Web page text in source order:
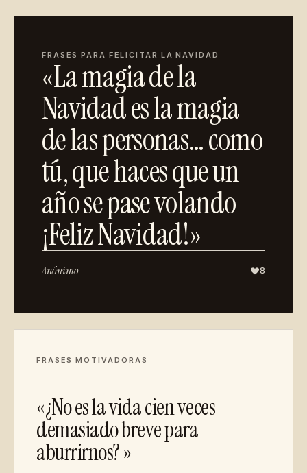
FRASES PARA FELICITAR LA NAVIDAD
«La magia de la
Navidad es la magia
de las personas… como
tú, que haces que un
año se pase volando
¡Feliz Navidad!»
Anónimo 8
FRASES MOTIVADORAS
«¿No es la vida cien veces
demasiado breve para
aburrirnos? »